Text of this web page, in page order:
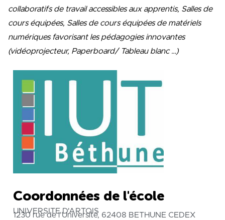
Coordonnées de l'école
UNIVERSITE D'ARTOIS
1230 rue de l’Université, 62408 BETHUNE CEDEX
collaboratifs de travail accessibles aux apprentis, Salles de
cours équipées, Salles de cours équipées de matériels
numériques favorisant les pédagogies innovantes
(vidéoprojecteur, Paperboard/ Tableau blanc …)